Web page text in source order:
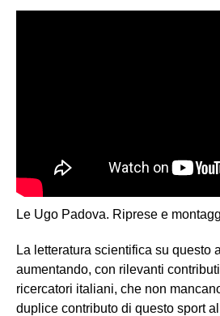
Le Ugo Padova. Riprese e
La letteratura scientifica su questo
aumentando, con rilevanti
ricercatori italiani, che non
duplice contributo di questo sport